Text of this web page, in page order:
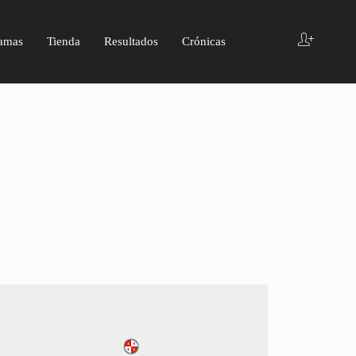
Tienda Resultados Crónicas